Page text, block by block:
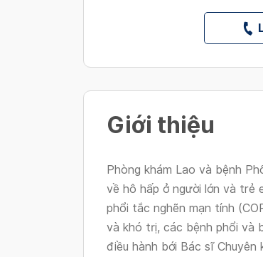
Giới thiệu
Phòng khám Lao và bệnh
về hô hấp ở người lớn và trẻ
phổi tắc nghẽn mạn tính
và khó trị, các bệnh phổi và
điều hành bới Bác sĩ